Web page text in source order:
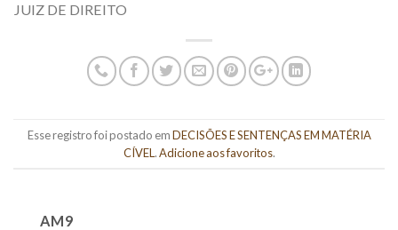
JUIZ DE DIREITO
Esse registro foi postado emDECISÕES E SENTENÇAS EM MATÉRIA
CÍVEL.Adicione aos favoritos.
AM9